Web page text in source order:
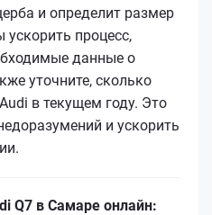
и определит размер
процесс,
данные о
уточните, сколько
в текущем году. Это
и ускорить
Q7 в Самаре онлайн: